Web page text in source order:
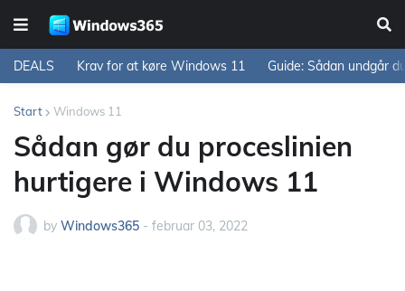
DEALS Krav for at køre Windows 11 Guide: Sådan undgår
Start Windows 11
Sådan gør du proceslinien
hurtigere i Windows 11
by Windows365 - februar 03, 2022